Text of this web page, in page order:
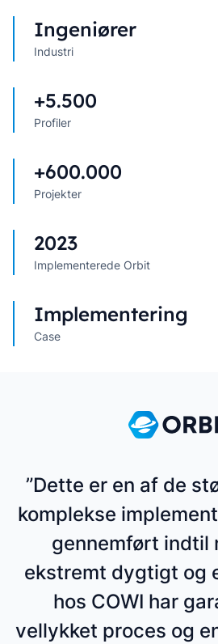
Industri
Ingeniører
Profiler
+5.500
Projekter
+600.000
Implementerede Orbit
2023
Case
Implementering
”Dette er en af de
komplekse
gennemført indtil
ekstremt dygtigt og
hos COWI har
vellykket proces og